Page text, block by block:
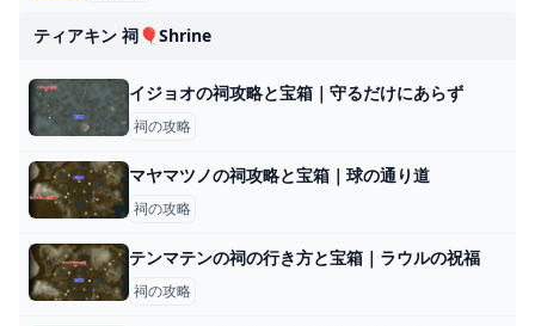
ティアキン 祠🎈shrine
イジョオの祠攻略と宝箱｜守るだけにあらず
祠の攻略
マヤマツノの祠攻略と宝箱｜球の通り道
祠の攻略
テンマテンの祠の行き方と宝箱｜ラウルの祝福
祠の攻略